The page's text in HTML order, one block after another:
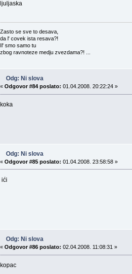
ljuljaska
Zasto se sve to desava,
da l' covek ista resava?!
Il' smo samo tu
zbog ravnoteze medju zvezdama?! ...
Odg: Ni slova
« Odgovor #84 poslato: 01.04.2008. 20:22:24 »
koka
Odg: Ni slova
« Odgovor #85 poslato: 01.04.2008. 23:58:58 »
ići
Odg: Ni slova
« Odgovor #86 poslato: 02.04.2008. 11:08:31 »
kopac